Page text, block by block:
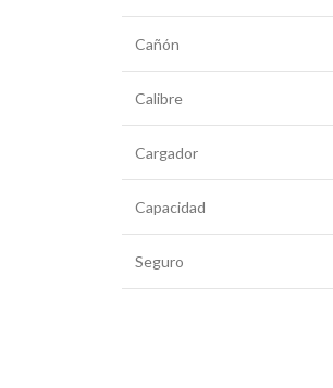
Cañón
Calibre
Cargador
Capacidad
Seguro